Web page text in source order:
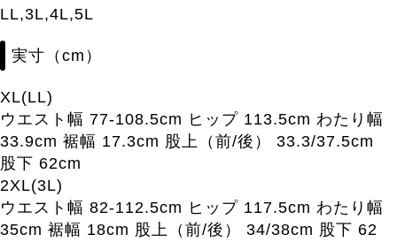
LL,3L,4L,5L
実寸（cm）
XL(LL)
ウエスト幅 77-108.5cm ヒップ 113.5cm わたり幅
33.9cm 裾幅 17.3cm 股上（前/後） 33.3/37.5cm
股下 62cm
2XL(3L)
ウエスト幅 82-112.5cm ヒップ 117.5cm わたり幅
35cm 裾幅 18cm 股上（前/後） 34/38cm 股下 62